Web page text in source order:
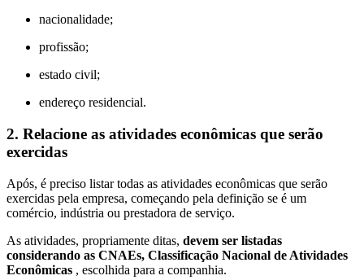
nacionalidade;
profissão;
estado civil;
endereço residencial.
2. Relacione as atividades econômicas que serão
exercidas
Após, é preciso listar todas as atividades econômicas que serão
exercidas pela empresa, começando pela definição se é um
comércio, indústria ou prestadora de serviço.
As atividades, propriamente ditas, devem ser listadas
considerando as CNAEs, Classificação Nacional de Atividades
Econômicas , escolhida para a companhia.